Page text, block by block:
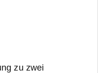
zu zwei